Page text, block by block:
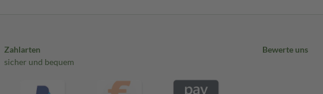
Zahlarten
sicher und bequem
Bewerte uns